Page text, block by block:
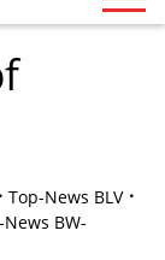
Top-News BLV
BW-